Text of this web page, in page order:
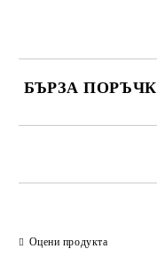
БЪРЗА
Оцени продукта